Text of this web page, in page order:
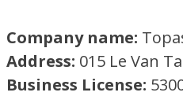
Company name:
Address: 015 Le Van
Business License: